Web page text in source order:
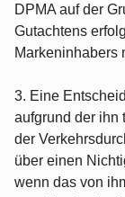
DPMA auf der
Gutachtens
Markeninhabers
3. Eine
aufgrund der ihn
der
über einen
wenn das von